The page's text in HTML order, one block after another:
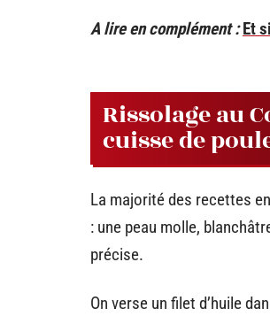
A lire en complément : Et
Rissolage au
cuisse de
La majorité des recettes
: une peau molle,
précise.
On verse un filet d’huile